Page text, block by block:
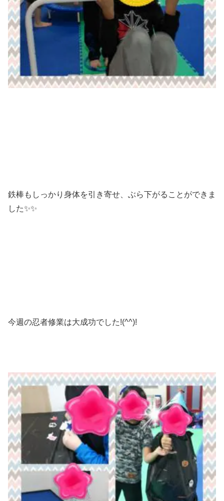
鉄棒もしっかり身体を引き寄せ、ぶら下がることができま
した✨✨
今週の忍者修業は大成功でした!(^^)!